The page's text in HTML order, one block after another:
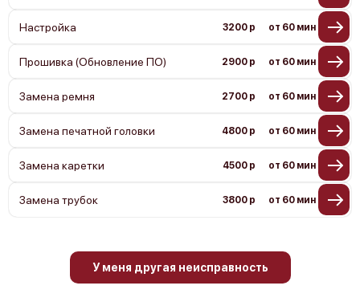
Настройка 3200 р от 60 мин
Прошивка (Обновление ПО) 2900 р от 60 мин
Замена ремня 2700 р от 60 мин
Замена печатной головки 4800 р от 60 мин
Замена каретки 4500 р от 60 мин
Замена трубок 3800 р от 60 мин
У меня другая неисправность